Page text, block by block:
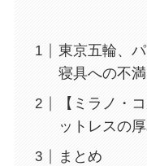
東京五輪、
寝具への不満
【ミラノ・
ットレスの
まとめ